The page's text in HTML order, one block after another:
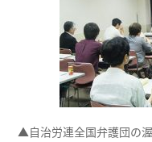
▲自治労連全国弁護団の